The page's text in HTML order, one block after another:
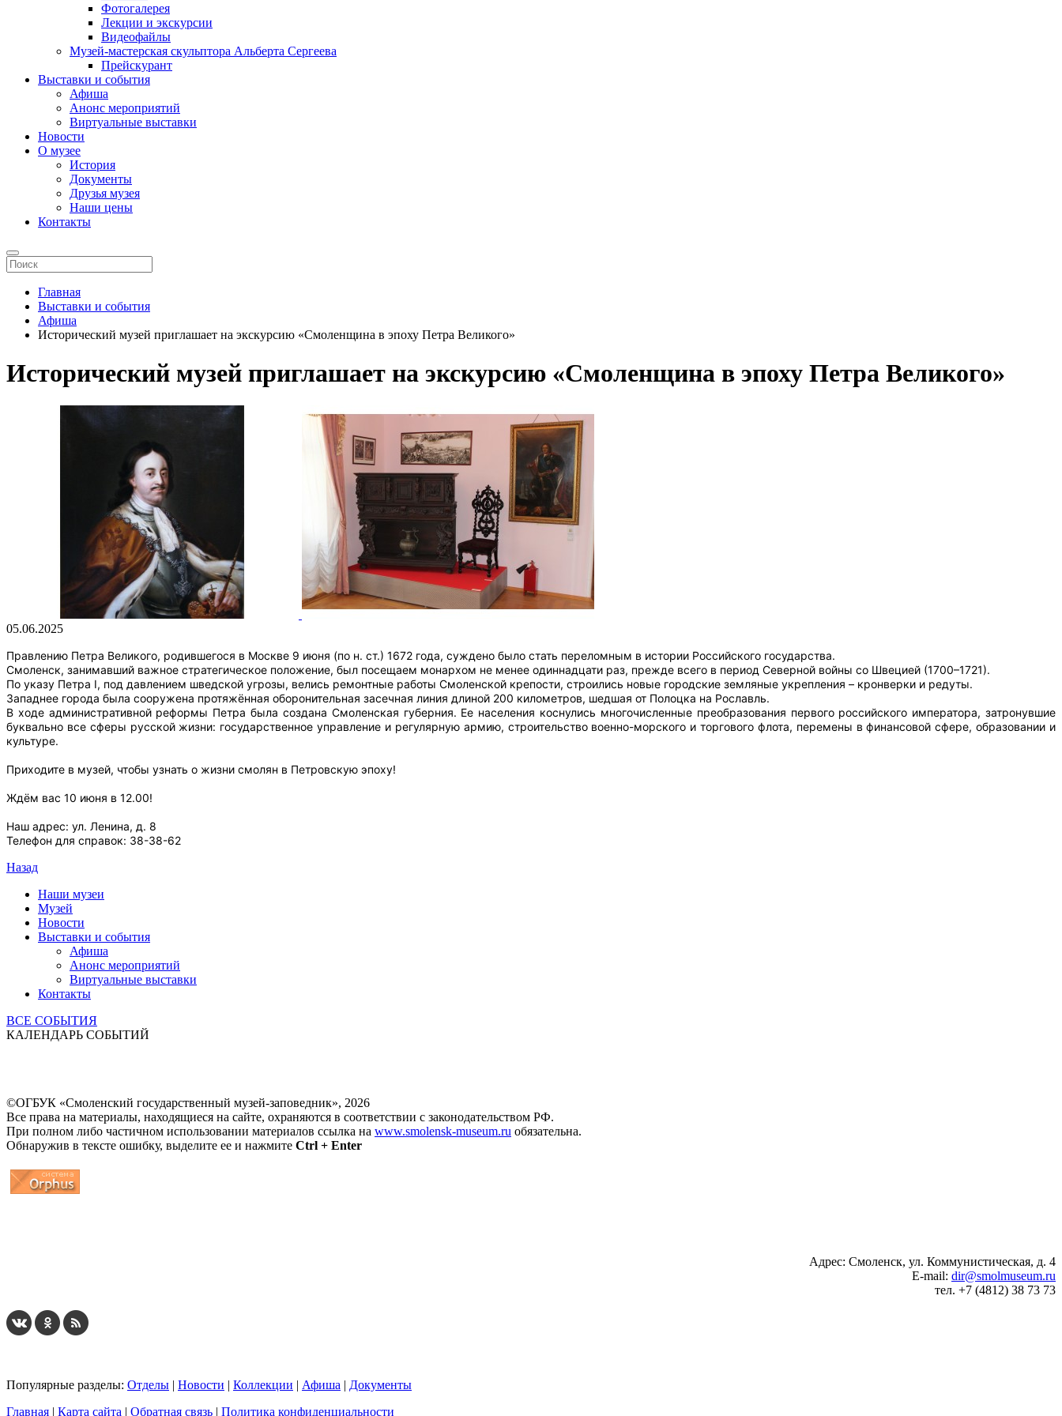
Фотогалерея
Лекции и экскурсии
Видеофайлы
Музей-мастерская скульптора Альберта Сергеева
Прейскурант
Выставки и события
Афиша
Анонс мероприятий
Виртуальные выставки
Новости
О музее
История
Документы
Друзья музея
Наши цены
Контакты
Главная
Выставки и события
Афиша
Исторический музей приглашает на экскурсию «Смоленщина в эпоху Петра Великого»
Исторический музей приглашает на экскурсию «Смоленщина в эпоху Петра Великого»
05.06.2025
Правлению Петра Великого, родившегося в Москве 9 июня (по н. ст.) 1672 года, суждено было стать переломным в истории Российского государства.
Смоленск, занимавший важное стратегическое положение, был посещаем монархом не менее одиннадцати раз, прежде всего в период Северной войны со Швецией (1700–1721).
По указу Петра I, под давлением шведской угрозы, велись ремонтные работы Смоленской крепости, строились новые городские земляные укрепления – кронверки и редуты.
Западнее города была сооружена протяжённая оборонительная засечная линия длиной 200 километров, шедшая от Полоцка на Рославль.
В ходе административной реформы Петра была создана Смоленская губерния. Ее населения коснулись многочисленные преобразования первого российского императора, затронувшие
буквально все сферы русской жизни: государственное управление и регулярную армию, строительство военно-морского и торгового флота, перемены в финансовой сфере, образовании и
культуре.
Приходите в музей, чтобы узнать о жизни смолян в Петровскую эпоху!
Ждём вас 10 июня в 12.00!
Наш адрес: ул. Ленина, д. 8
Телефон для справок: 38-38-62
Назад
Наши музеи
Музей
Новости
Выставки и события
Афиша
Анонс мероприятий
Виртуальные выставки
Контакты
ВСЕ СОБЫТИЯ
КАЛЕНДАРЬ СОБЫТИЙ
©ОГБУК «Смоленский государственный музей-заповедник», 2026
Все права на материалы, находящиеся на сайте, охраняются в соответствии с законодательством РФ.
При полном либо частичном использовании материалов ссылка на www.smolensk-museum.ru обязательна.
Обнаружив в тексте ошибку, выделите ее и нажмите Ctrl + Enter
Адрес: Смоленск, ул. Коммунистическая, д. 4
E-mail: dir@smolmuseum.ru
тел. +7 (4812) 38 73 73
Популярные разделы: Отделы | Новости | Коллекции | Афиша | Документы
Главная | Карта сайта | Обратная связь | Политика конфиденциальности